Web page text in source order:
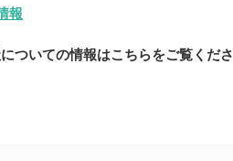
報
ついての情報はこちらをご覧くださ